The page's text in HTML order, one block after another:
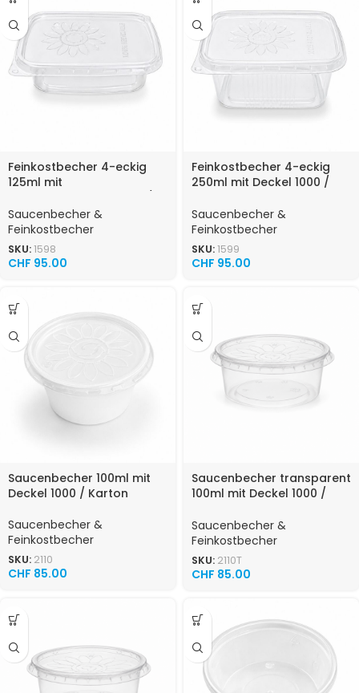
Feinkostbecher 4-eckig
125ml mit
Karton
Saucenbecher &
Feinkostbecher
SKU:1598
CHF 95.00
Feinkostbecher 4-eckig
250ml mit Deckel 1000 /
Saucenbecher &
Feinkostbecher
SKU:1599
CHF 95.00
Saucenbecher 100ml mit
Deckel 1000 / Karton
Saucenbecher &
Feinkostbecher
SKU: 2110
CHF 85.00
Saucenbecher transparent
100ml mit Deckel 1000 /
Saucenbecher &
Feinkostbecher
SKU: 2110T
CHF 85.00